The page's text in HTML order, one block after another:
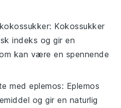
kokossukker: Kokossukker
indeks og gir en
kan være en spennende
medeplemos: Eplemos
og gir en naturlig